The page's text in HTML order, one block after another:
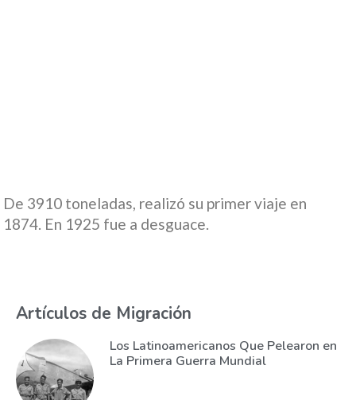
De 3910 toneladas, realizó su primer viaje en
1874. En 1925 fue a desguace.
Artículos de Migración
Los Latinoamericanos Que Pelearon en
La Primera Guerra Mundial